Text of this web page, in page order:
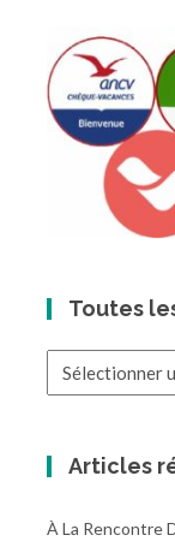
Toutes
Articles
À La Rencontre